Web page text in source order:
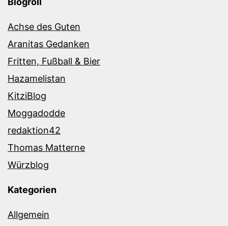
Achse des Guten
Aranitas Gedanken
Fritten, Fußball & Bier
Hazamelistan
KitziBlog
Moggadodde
redaktion42
Thomas Matterne
Würzblog
Kategorien
Allgemein